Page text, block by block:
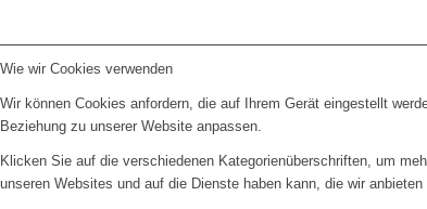
Wie wir Cookies verwenden
Wir können Cookies anfordern, die auf Ihrem Gerät eingestellt
Beziehung zu unserer Website anpassen.
Klicken Sie auf die verschiedenen Kategorienüberschriften, um
unseren Websites und auf die Dienste haben kann, die wir anbieten